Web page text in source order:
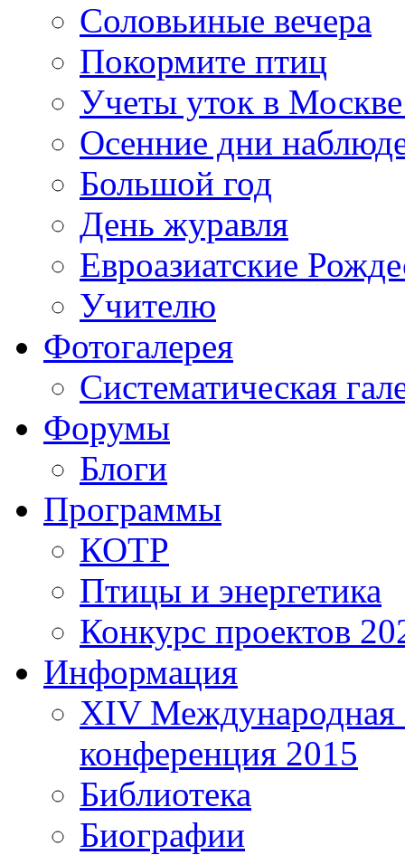
Соловьиные вечера
Покормите птиц
Учеты уток в
Осенние дни
Большой год
День журавля
Евроазиатские
Учителю
Фотогалерея
Систематическая
Форумы
Блоги
Программы
КОТР
Птицы и энергетика
Конкурс проектов
Информация
XIV Международная
конференция 2015
Библиотека
Биографии